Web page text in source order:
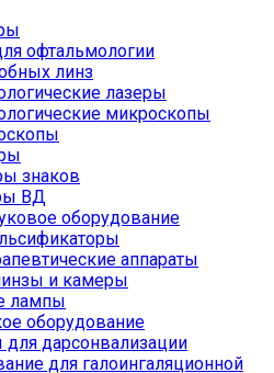
офтальмологии
линз
лазеры
микроскопы
знаков
ВД
оборудование
аппараты
и камеры
лампы
оборудование
для дарсонвализации
для галоингаляционной